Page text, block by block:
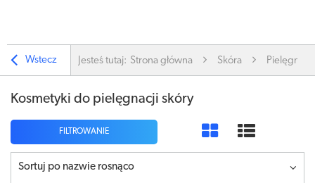
Wstecz Jesteś tutaj: Strona główna Skóra
Kosmetyki do pielęgnacji skóry
FILTROWANIE
Sortuj po nazwie rosnąco